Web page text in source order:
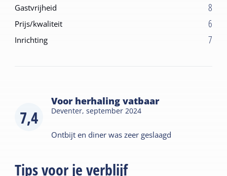
Gastvrijheid 8
Prijs/kwaliteit 6
Inrichting 7
7,4
Voor herhaling vatbaar
Deventer,september 2024
Ontbijt en diner was zeer geslaagd
Tips voor je verblijf